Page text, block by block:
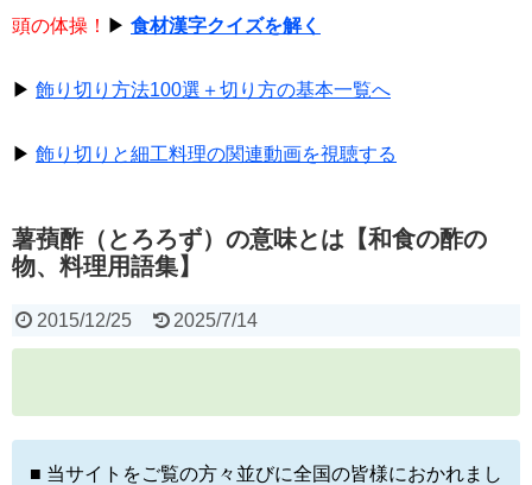
頭の体操！ ▶ 食材漢字クイズを解く
▶ 飾り切り方法100選＋切り方の基本一覧へ
▶ 飾り切りと細工料理の関連動画を視聴する
薯蕷酢（とろろず）の意味とは【和食の酢の
物、料理用語集】
2015/12/25 2025/7/14
■ 当サイトをご覧の方々並びに全国の皆様におかれまし